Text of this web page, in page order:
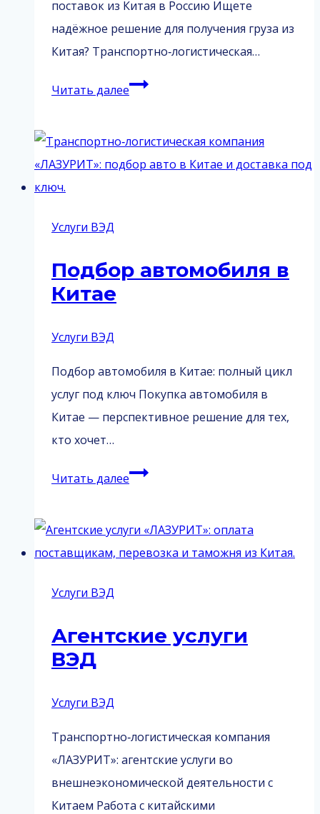
поставок из Китая в Россию Ищете
надёжное решение для получения груза из
Китая? Транспортно‑логистическая…
Читать далееУслуга
Услуги ВЭД
Подбор автомобиля в
Китае
Услуги ВЭД
Подбор автомобиля в Китае: полный цикл
услуг под ключ Покупка автомобиля в
Китае — перспективное решение для тех,
кто хочет…
Читать далееПодбор
Услуги ВЭД
Агентские услуги
ВЭД
Услуги ВЭД
Транспортно‑логистическая компания
«ЛАЗУРИТ»: агентские услуги во
внешнеэкономической деятельности с
Китаем Работа с китайскими